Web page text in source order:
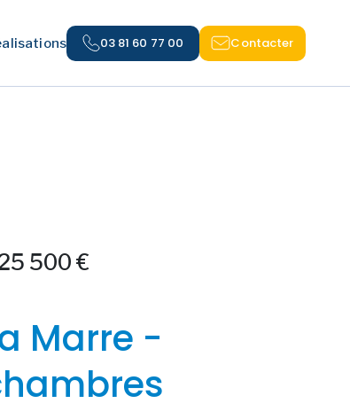
03 81 60 77 00 Contacter
500 €
Marre -